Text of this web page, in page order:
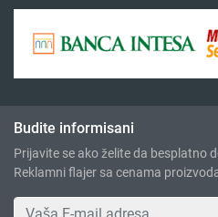
Budite informisani
Prijavite se ako želite da besplatno
Reklamni flajer sa cenama